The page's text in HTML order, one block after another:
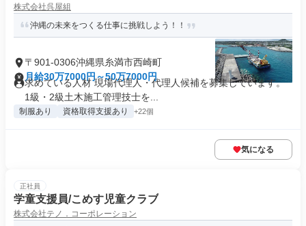
株式会社呉屋組
沖縄の未来をつくる仕事に挑戦しよう！！
〒901-0306沖縄県糸満市西崎町
月給30万7000円～50万7000円
求めている人材 現場代理人・代理人候補を募集しています。
1級・2級土木施工管理技士を...
制服あり 資格取得支援あり +22個
気になる
正社員
学童支援員/こめす児童クラブ
株式会社テノ．コーポレーション